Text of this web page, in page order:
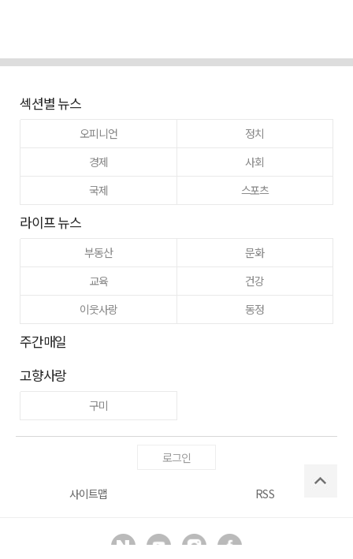
섹션별 뉴스
오피니언
정치
경제
사회
국제
스포츠
라이프 뉴스
부동산
문화
교육
건강
이웃사랑
동정
주간매일
고향사랑
구미
로그인
사이트맵 RSS